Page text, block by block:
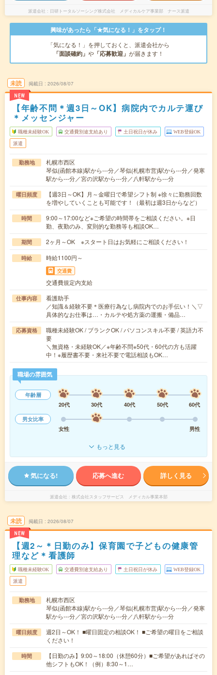
派遣会社 日研トータルソーシング株式会社 メディカルケア事業部 ナース派遣
興味があったら「★気になる！」をタップ！
「気になる！」を押しておくと、派遣会社から
「面談確約」 や 「応募歓迎」 が届きます！
未読
NEW
掲載日 2026/08/07
【年齢不問＊週3日～OK】病院内でカルテ運び
＊メッセンジャー
職種未経験OK 交通費別途支給あり 土日祝日が休み WEB登録OK
派遣
勤務地
札幌市西区
琴似(函館本線)駅から---分／琴似(札幌市営)駅から---分／発寒
駅から---分／宮の沢駅から---分／八軒駅から---分
曜日頻度
【週3日～OK】月～金曜日で希望シフト制 ※徐々に勤務回数
を増やしていくことも可能です！（最初は週3日からなど）
時間
9:00～17:00など※ご希望の時間帯をご相談ください。※日
勤、夜勤のみ、変則的な勤務等も相談OK…
期間 2ヶ月～OK ※スタート日はお気軽にご相談ください！
時給 時給1100円～
交通費
交通費規定内支給
仕事内容
看護助手
／知識＆経験不要＊医療行為なし病院内でのお手伝い！＼▽
具体的なお仕事は…・カルテや処方薬の運搬・備品…
応募資格
職種未経験OK / ブランクOK / パソコンスキル不要 / 英語力不
要
＼無資格・未経験OK／※年齢不問※50代・60代の方も活躍
中！※履歴書不要・来社不要で電話相談もOK…
職場の雰囲気
年齢層
20代
30代 40代 50代
60代
男女比率
女性
男性
もっと見る
気になる! 応募へ進む 詳しく見る
派遣会社 株式会社スタッフサービス メディカル事業本部
未読
NEW
掲載日 2026/08/07
【週2～＊日勤のみ】保育園で子どもの健康管
理など＊看護師
職種未経験OK 交通費別途支給あり 土日祝日が休み WEB登録OK
派遣
勤務地
札幌市西区
琴似(函館本線)駅から---分／琴似(札幌市営)駅から---分／発寒
駅から---分／宮の沢駅から---分／八軒駅から---分
曜日頻度
週2日～OK！ ■曜日固定の相談OK！ ■ご希望の曜日をご相談
ください！
時間
【日勤のみ】9:00～18:00（休憩60分）■ご希望があればその
他シフトもOK！（例）8:30～1…